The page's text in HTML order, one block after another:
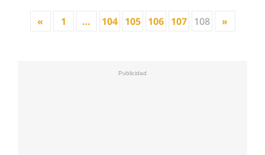
« 1 … 104 105 106 107 108 »